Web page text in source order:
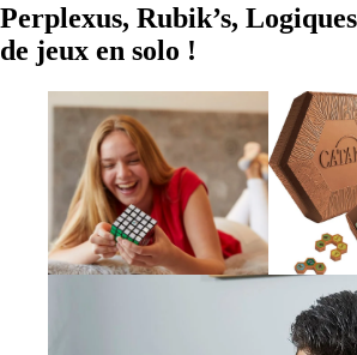
Perplexus, Rubik’s,
de jeux en solo !